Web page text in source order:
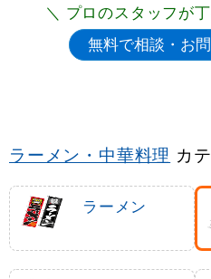
＼ プロのスタッフが
ご当地ラーメン のぼり
ご当地ラーメン のぼり旗
テムをご用意しております